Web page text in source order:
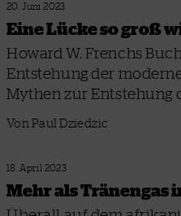
20. Juni 2023
Eine Lücke so groß
Howard W. Frenchs
Entstehung der
Mythen zur Entstehung
Von Paul Dziedzic
18. April 2023
Mehr als Tränengas